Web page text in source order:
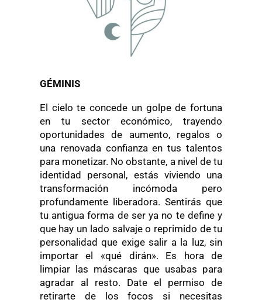
GÉMINIS
El cielo te concede un golpe de fortuna
en tu sector económico, trayendo
oportunidades de aumento, regalos o
una renovada confianza en tus talentos
para monetizar. No obstante, a nivel de tu
identidad personal, estás viviendo una
transformación incómoda pero
profundamente liberadora. Sentirás que
tu antigua forma de ser ya no te define y
que hay un lado salvaje o reprimido de tu
personalidad que exige salir a la luz, sin
importar el «qué dirán». Es hora de
limpiar las máscaras que usabas para
agradar al resto. Date el permiso de
retirarte de los focos si necesitas